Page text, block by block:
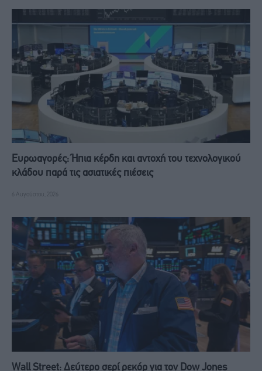
Ευρωαγορές: Ήπια κέρδη και αντοχή του τεχνολογικού
κλάδου παρά τις ασιατικές πιέσεις
6 Αυγούστου, 2026
Wall Street: Δεύτερο σερί ρεκόρ για τον Dow Jones